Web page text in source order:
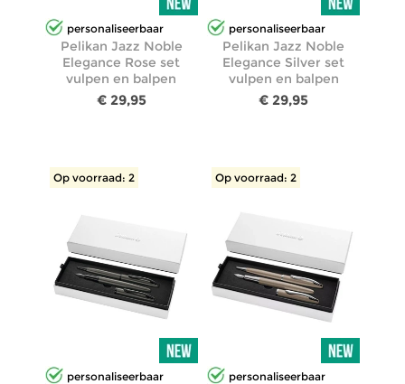
personaliseerbaar
Pelikan Jazz Noble
Elegance Rose set
vulpen en balpen
€ 29,95
personaliseerbaar
Pelikan Jazz Noble
Elegance Silver set
vulpen en balpen
€ 29,95
personaliseerbaar
Op voorraad: 2
personaliseerbaar
Op voorraad: 2